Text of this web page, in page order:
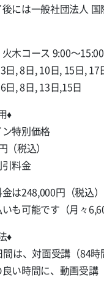
には一般社団法人
火木コース 9:00〜
日, 8日, 10日, 15日, 17
日, 8日, 13日,15日
♦️
特別価格
（税込）
料金
は248,000円（税込）
いも可能です（月々
♦️
は、対面受講（84時
い時間に、動画受講